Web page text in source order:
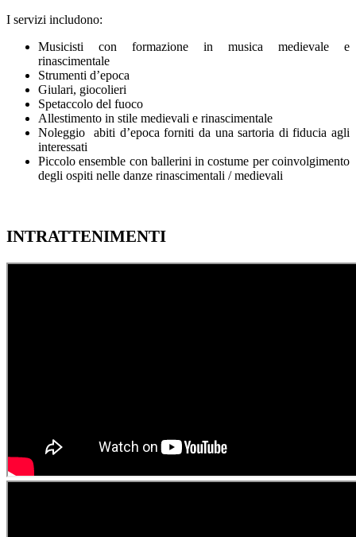
I servizi includono:
Musicisti con formazione in musica medievale e
rinascimentale
Strumenti d’epoca
Giulari, giocolieri
Spetaccolo del fuoco
Allestimento in stile medievali e rinascimentale
Noleggio abiti d’epoca forniti da una sartoria di fiducia agli
interessati
Piccolo ensemble con ballerini in costume per coinvolgimento
degli ospiti nelle danze rinascimentali / medievali
INTRATTENIMENTI